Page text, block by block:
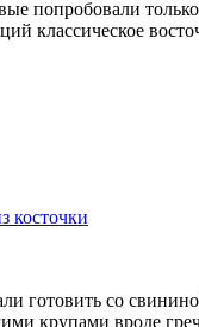
попробовали
классическое
косточки
готовить со
крупами вроде